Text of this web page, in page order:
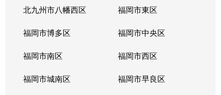
北九州市八幡西区 福岡市東区
福岡市博多区 福岡市中央区
福岡市南区 福岡市西区
福岡市城南区 福岡市早良区